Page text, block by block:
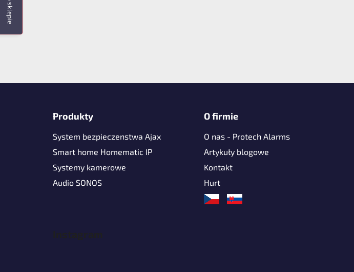
Produkty
System bezpieczenstwa Ajax
Smart home Homematic IP
Systemy kamerowe
Audio SONOS
O firmie
O nas - Protech Alarms
Artykuły blogowe
Kontakt
Hurt
Instagram